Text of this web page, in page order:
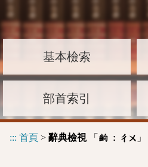
基本檢索
部首索引
::: 首頁 > 辭典檢視「 齣 : ㄔㄨ 」